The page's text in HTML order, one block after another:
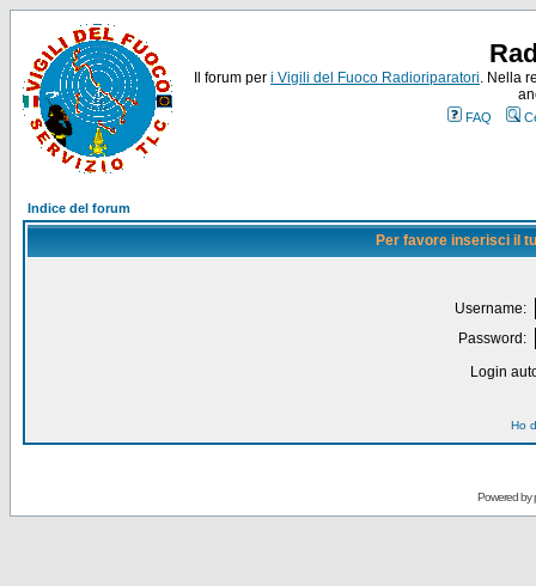
Il forum per i Vigili del Fuoco Radioriparatori. Nella
FAQ
Indice del forum
Per favore inserisci il
Username:
Password:
Login
Ho
Powered by